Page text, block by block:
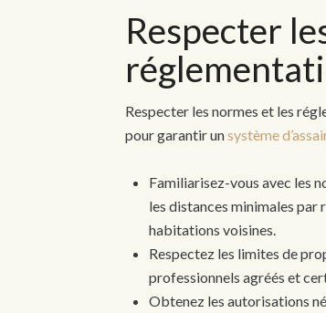
Respecter
Respecter les normes et les
pour garantir unsystème
Familiarisez-vous avec les
les distances minimales par
habitations voisines.
Respectez les limites de
professionnels agréés et
Obtenez les autorisations